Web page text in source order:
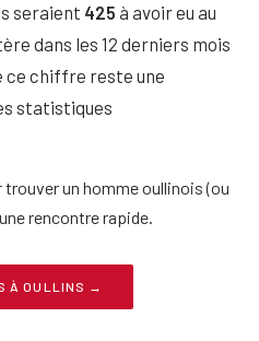
seraient 425 à avoir eu au
dans les 12 derniers mois
ce chiffre reste une
statistiques
un homme oullinois (ou
rencontre rapide.
À OULLINS →